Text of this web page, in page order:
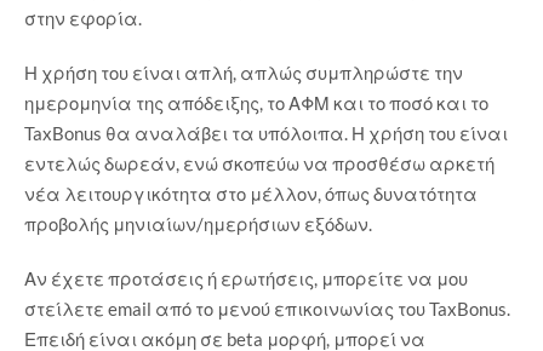
στην εφορία.
Η χρήση του είναι απλή, απλώς συμπληρώστε την
ημερομηνία της απόδειξης, το ΑΦΜ και το ποσό και το
TaxBonus θα αναλάβει τα υπόλοιπα. Η χρήση του είναι
εντελώς δωρεάν, ενώ σκοπεύω να προσθέσω αρκετή
νέα λειτουργικότητα στο μέλλον, όπως δυνατότητα
προβολής μηνιαίων/ημερήσιων εξόδων.
Αν έχετε προτάσεις ή ερωτήσεις, μπορείτε να μου
στείλετε email από το μενού επικοινωνίας του TaxBonus.
Επειδή είναι ακόμη σε beta μορφή, μπορεί να